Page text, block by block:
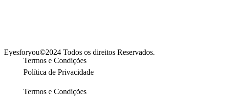
Eyesforyou©2024 Todos os direitos Reservados.
Termos e Condições
Política de Privacidade
Termos e Condições